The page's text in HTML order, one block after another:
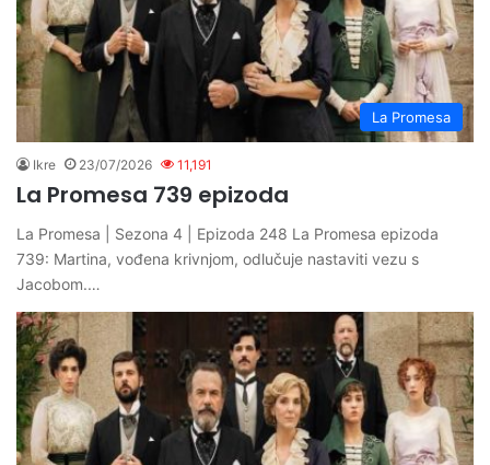
La Promesa
Ikre 23/07/2026 11,191
La Promesa 739 epizoda
La Promesa | Sezona 4 | Epizoda 248 La Promesa epizoda
739: Martina, vođena krivnjom, odlučuje nastaviti vezu s
Jacobom.…